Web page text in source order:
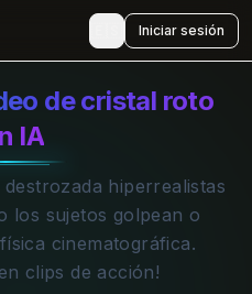
Iniciar sesión
de cristal roto
IA
hiperrealistas
los sujetos golpean o
cinematográfica.
clips de acción!